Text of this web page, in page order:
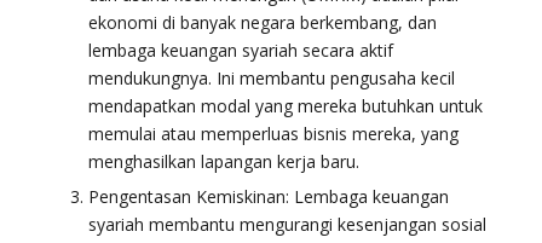
ekonomi di banyak negara berkembang, dan
lembaga keuangan syariah secara aktif
mendukungnya. Ini membantu pengusaha kecil
mendapatkan modal yang mereka butuhkan untuk
memulai atau memperluas bisnis mereka, yang
menghasilkan lapangan kerja baru.
Pengentasan Kemiskinan: Lembaga keuangan
syariah membantu mengurangi kesenjangan sosial